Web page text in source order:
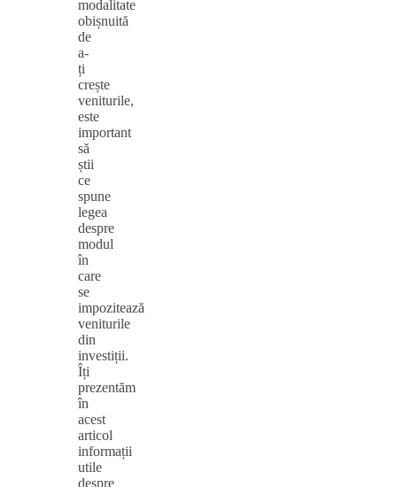
modalitate
obișnuită
de
a-
ți
crește
veniturile,
este
important
să
știi
ce
spune
legea
despre
modul
în
care
se
impozitează
veniturile
din
investiții.
Îți
prezentăm
în
acest
articol
informații
utile
despre